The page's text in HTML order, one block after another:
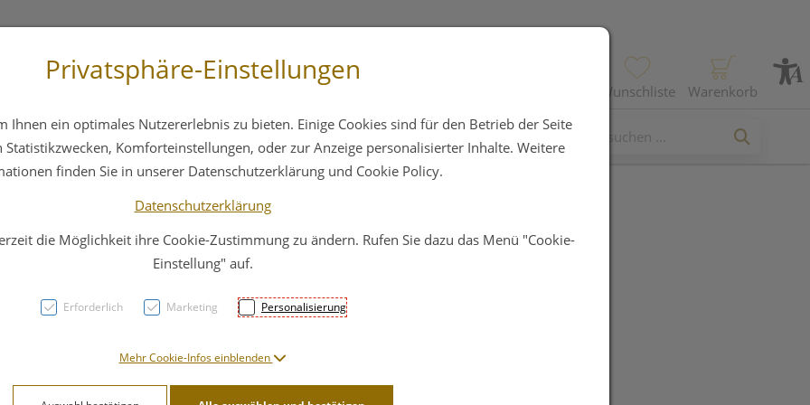
Wunschliste Warenkorb
Hautpflege Familie Nahrungsergänzung
Widmer Selftan
PZN: 2701095
Privatsphäre-Einstellungen
Ihnen ein optimales Nutzererlebnis zu bieten. Einige Cookies sind für den Betrieb der Seite
Komforteinstellungen, oder zur Anzeige personalisierter Inhalte. Weitere
finden Sie in unserer Datenschutzerklärung und Cookie Policy.
Datenschutzerklärung
die Möglichkeit ihre Cookie-Zustimmung zu ändern. Rufen Sie dazu das Menü "Cookie-
Einstellung" auf.
Erforderlich Marketing Personalisierung
Mehr Cookie-Infos einblenden